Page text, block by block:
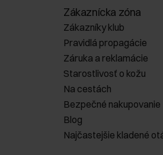
Zákaznícka zóna
Zákazníky klub
Pravidlá propagácie
Záruka a reklamácie
Starostlivosť o kožu
Na cestách
Bezpečné nakupovanie
Blog
Najčastejšie kladené